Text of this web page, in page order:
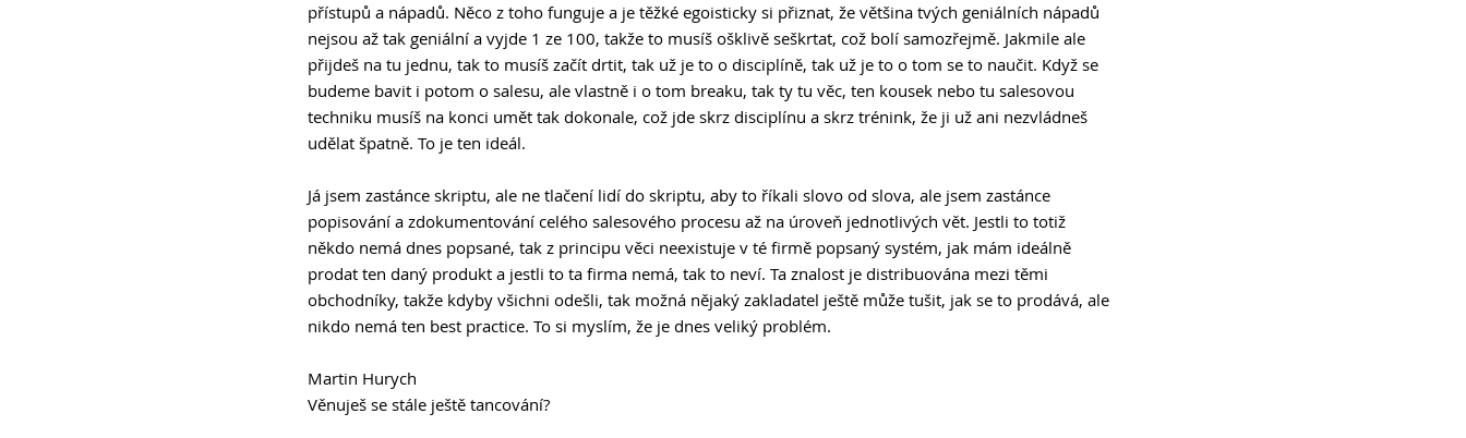
přístupů a nápadů. Něco z toho funguje a je těžké egoisticky si přiznat, že většina tvých geniálních nápadů
nejsou až tak geniální a vyjde 1 ze 100, takže to musíš ošklivě seškrtat, což bolí samozřejmě. Jakmile ale
přijdeš na tu jednu, tak to musíš začít drtit, tak už je to o disciplíně, tak už je to o tom se to naučit. Když se
budeme bavit i potom o salesu, ale vlastně i o tom breaku, tak ty tu věc, ten kousek nebo tu salesovou
techniku musíš na konci umět tak dokonale, což jde skrz disciplínu a skrz trénink, že ji už ani nezvládneš
udělat špatně. To je ten ideál.
Já jsem zastánce skriptu, ale ne tlačení lidí do skriptu, aby to říkali slovo od slova, ale jsem zastánce
popisování a zdokumentování celého salesového procesu až na úroveň jednotlivých vět. Jestli to totiž
někdo nemá dnes popsané, tak z principu věci neexistuje v té firmě popsaný systém, jak mám ideálně
prodat ten daný produkt a jestli to ta firma nemá, tak to neví. Ta znalost je distribuována mezi těmi
obchodníky, takže kdyby všichni odešli, tak možná nějaký zakladatel ještě může tušit, jak se to prodává, ale
nikdo nemá ten best practice. To si myslím, že je dnes veliký problém.
Martin Hurych
Věnuješ se stále ještě tancování?